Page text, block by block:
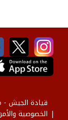
قيادة الجيش -
الخصوصية